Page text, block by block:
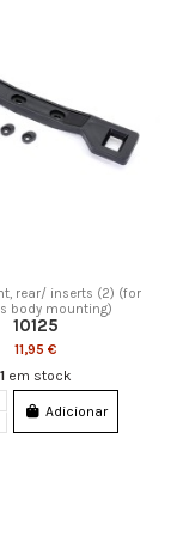
rear/ inserts (2) (for
body mounting)
10125
11,95 €
1 em stock
Adicionar